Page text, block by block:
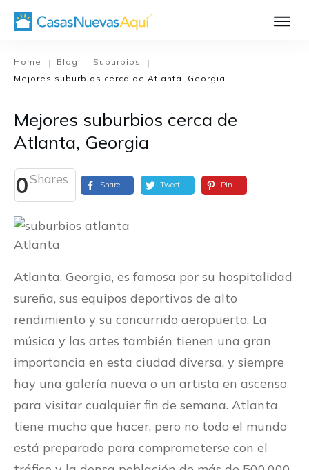
El Proceso de
Home | Blog | Suburbios
|
Mejores suburbios cerca de Atlanta, Georgia
Mejores suburbios cerca de
Atlanta, Georgia
0Shares Share Tweet Pin
Atlanta
Atlanta, Georgia, es famosa por su hospitalidad
sureña, sus equipos deportivos de alto
rendimiento y su concurrido aeropuerto. La
música y las artes también tienen una gran
importancia en esta ciudad diversa, y siempre
hay una galería nueva o un artista en ascenso
para visitar cualquier fin de semana. Atlanta
tiene mucho que hacer, pero no todo el mundo
está preparado para comprometerse con el